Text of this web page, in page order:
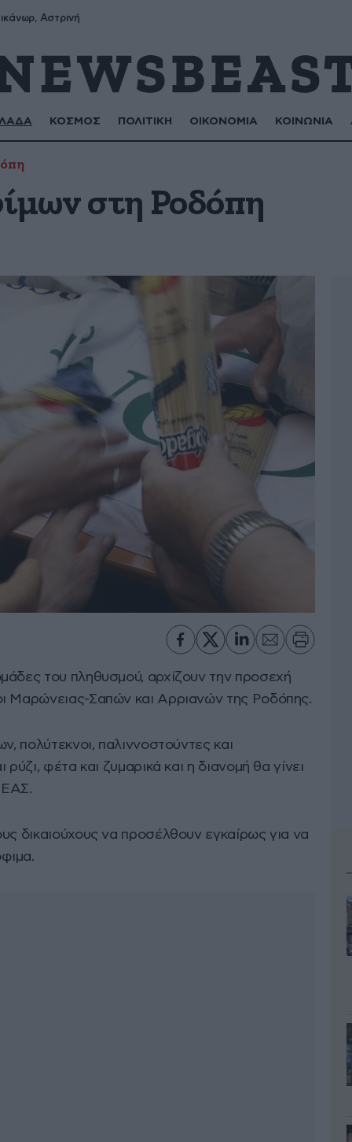
Αστρινή
ΚΟΣΜΟΣ ΠΟΛΙΤΙΚΗ ΟΙΚΟΝΟΜΙΑ ΚΟΙΝΩΝΙΑ
στη Ροδόπη
του πληθυσμού, αρχίζουν την προσεχή
Μαρώνειας-Σαπών και Αρριανών της Ροδόπης.
πολύτεκνοι, παλιννοστούντες και
φέτα και ζυμαρικά και η διανομή θα γίνει
ΕΑΣ.
δικαιούχους να προσέλθουν εγκαίρως για να